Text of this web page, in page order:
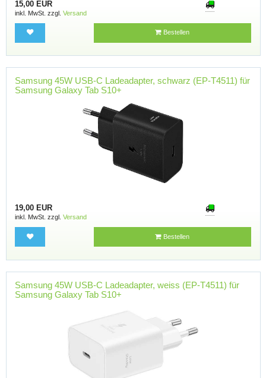
15,00 EUR
inkl. MwSt. zzgl. Versand
Bestellen
Samsung 45W USB-C Ladeadapter, schwarz (EP-T4511) für
Samsung Galaxy Tab S10+
19,00 EUR
inkl. MwSt. zzgl. Versand
Bestellen
Samsung 45W USB-C Ladeadapter, weiss (EP-T4511) für
Samsung Galaxy Tab S10+